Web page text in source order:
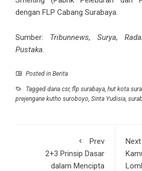
dengan FLP Cabang Surabaya.
Sumber: Tribunnews, Surya,
Pustaka.
Posted in Berita
Tagged dana csr, flp surabaya hut kota
prejengane kutho suroboyo Sinta Yudisia
Prev
2+3 Prinsip Dasar
dalam Mencipta
Next